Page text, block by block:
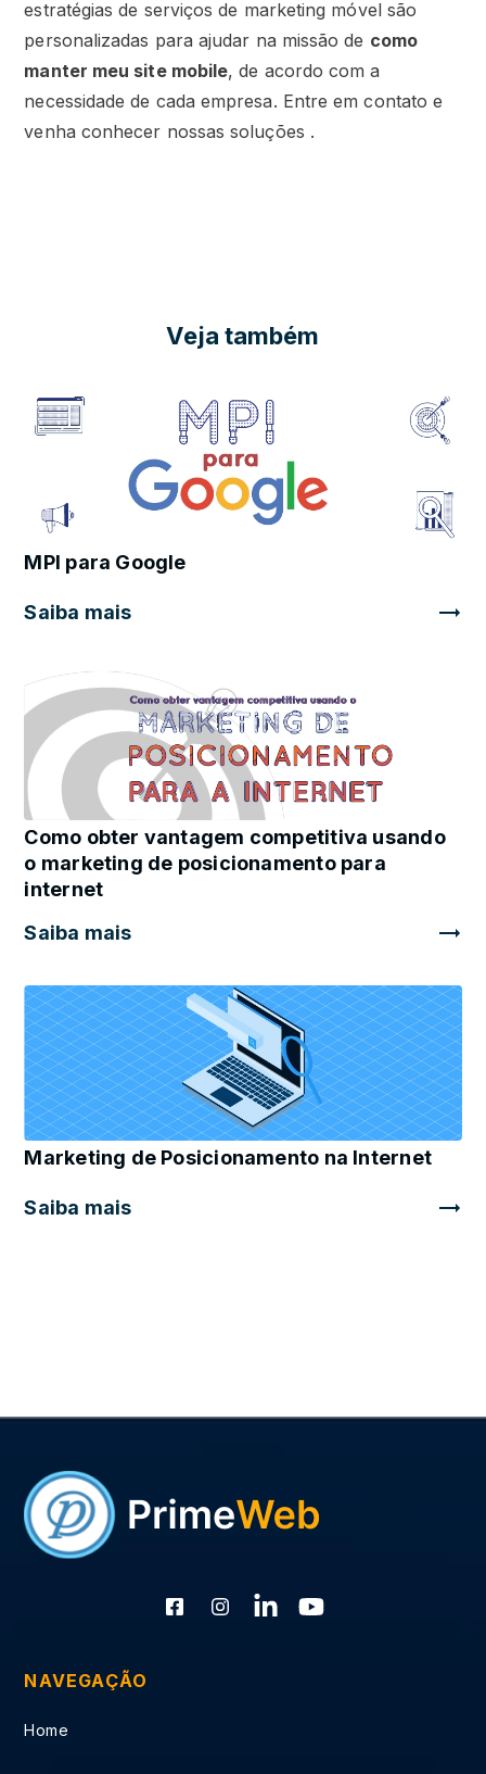
estratégias de serviços de marketing móvel são
personalizadas para ajudar na missão de como
manter meu site mobile, de acordo com a
necessidade de cada empresa. Entre em contato e
venha conhecer nossas soluções .
Veja também
MPI para Google
Saiba mais
Como obter vantagem competitiva usando
o marketing de posicionamento para
internet
Saiba mais
Marketing de Posicionamento na Internet
Saiba mais
NAVEGAÇÃO
Home